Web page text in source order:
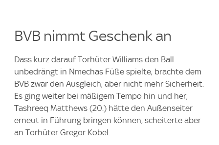
BVB nimmt Geschenk an
Dass kurz darauf Torhüter Williams den Ball
unbedrängt in Nmechas Füße spielte, brachte dem
BVB zwar den Ausgleich, aber nicht mehr Sicherheit.
Es ging weiter bei mäßigem Tempo hin und her,
Tashreeq Matthews (20.) hätte den Außenseiter
erneut in Führung bringen können, scheiterte aber
an Torhüter Gregor Kobel.